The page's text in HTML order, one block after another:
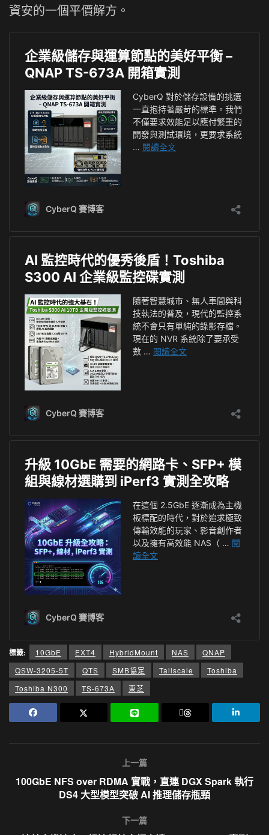
資安的一個平價解方。
標籤: 10GbE EXT4 HybridMount NAS
QNAP
QSW-3205-5T
QTS SMB協定 Tailscale
Toshiba
Toshiba N300
TS-673A 東芝
上一篇
100GbE NFS over RDMA 實戰，直連 DGX Spark 執行
DS4 大型模型突破 AI 推理儲存瓶頸
下一篇